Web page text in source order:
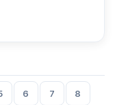
vazirligi
6 7 8